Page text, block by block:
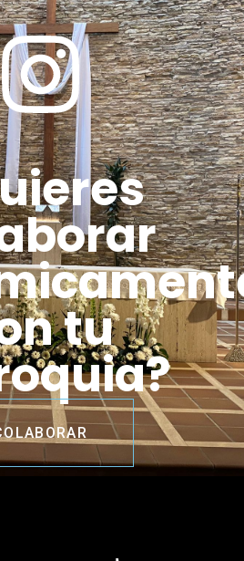
tu